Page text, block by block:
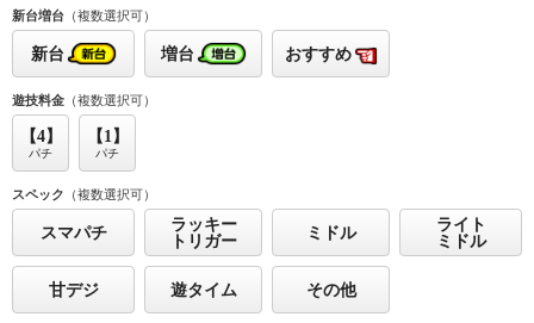
新台増台 （複数選択可）
新台 増台 おすすめ
遊技料金 （複数選択可）
【4】
パチ
【1】
パチ
スペック （複数選択可）
スマパチ
ラッキー
トリガー
ミドル
ライト
ミドル
甘デジ 遊タイム その他